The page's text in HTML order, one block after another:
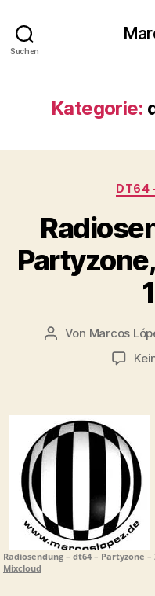
Suchen
Kategorie:
DT64
Beitragsautor
Von Marcos
Radiosendung – dt64 – Partyzone
Mixcloud